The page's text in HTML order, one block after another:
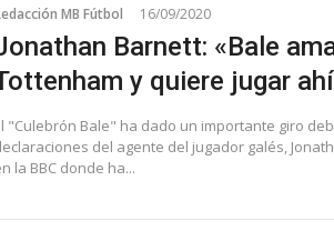
MB Fútbol 16/09/2020
Barnett: «Bale
y quiere jugar
"Culebrón Bale" ha dado un importante giro
del agente del jugador galés,
la BBC donde ha...